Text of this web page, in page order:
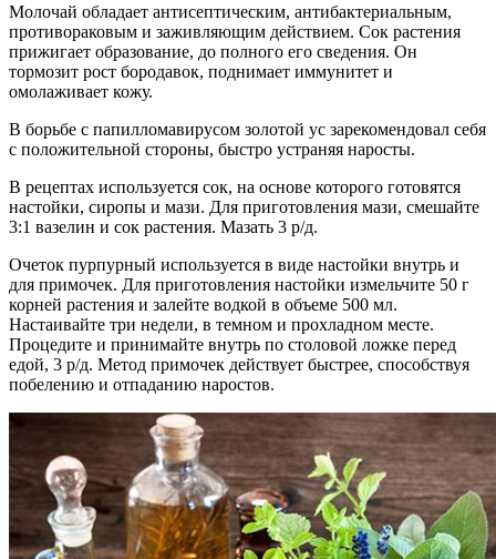
Молочай обладает антисептическим, антибактериальным,
противораковым и заживляющим действием. Сок растения
прижигает образование, до полного его сведения. Он
тормозит рост бородавок, поднимает иммунитет и
омолаживает кожу.
В борьбе с папилломавирусом золотой ус зарекомендовал себя
с положительной стороны, быстро устраняя наросты.
В рецептах используется сок, на основе которого готовятся
настойки, сиропы и мази. Для приготовления мази, смешайте
3:1 вазелин и сок растения. Мазать 3 р/д.
Очеток пурпурный используется в виде настойки внутрь и
для примочек. Для приготовления настойки измельчите 50 г
корней растения и залейте водкой в объеме 500 мл.
Настаивайте три недели, в темном и прохладном месте.
Процедите и принимайте внутрь по столовой ложке перед
едой, 3 р/д. Метод примочек действует быстрее, способствуя
побелению и отпаданию наростов.